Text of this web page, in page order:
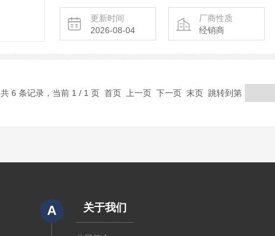
作站、自动化生产线等设备的防护门、盖板监控，能
性好，能适应多尘、潮湿的工业环境，是构建可靠安
更新时间
2026-08-04
厂商性质
经销商
共 6 条记录，当前 1 / 1 页 首页 上一页 下一页 末页 跳转到第
A 关于我们